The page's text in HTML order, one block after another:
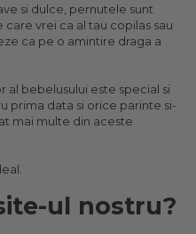
si dulce, pernutele sunt
vrei ca al tau copilas sau
ca pe o amintire draga a
al bebelusului este special si
prima data si orice parinte si-
mai multe din aceste
ul nostru?